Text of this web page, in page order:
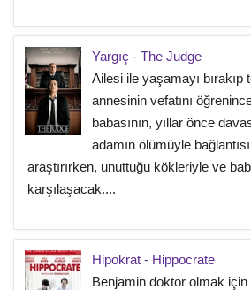
Yargıç - The Judge
Ailesi ile yaşamayı
annesinin vefatını
babasının, yıllar önce
adamın ölümüyle bağlantısı
araştırırken, unuttuğu kökleriyle ve
karşılaşacak....
Hipokrat - Hippocrate
Benjamin doktor olmak için